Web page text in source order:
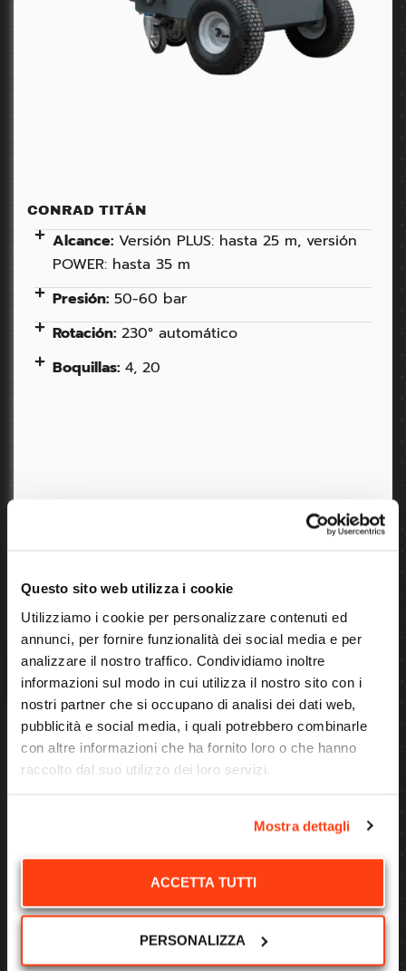
Questo sito web utilizza i cookie
Utilizziamo i cookie per personalizzare contenuti ed
annunci, per fornire funzionalità dei social media e per
analizzare il nostro traffico. Condividiamo inoltre
informazioni sul modo in cui utilizza il nostro sito con i
nostri partner che si occupano di analisi dei dati web,
pubblicità e social media, i quali potrebbero combinarle
con altre informazioni che ha fornito loro o che hanno
raccolto dal suo utilizzo dei loro servizi.
Mostra dettagli
ACCETTA TUTTI
PERSONALIZZA
CONRAD TITÁN
Alcance: Versión PLUS: hasta 25 m, versión
POWER: hasta 35 m
Presión: 50-60 bar
Rotación: 230° automático
Boquillas: 4, 20